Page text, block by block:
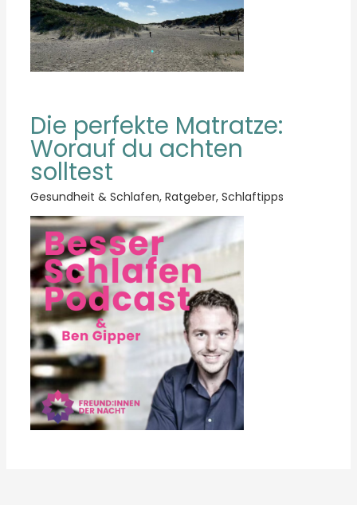
Die perfekte Matratze:
Worauf du achten
solltest
Gesundheit & Schlafen, Ratgeber, Schlaftipps